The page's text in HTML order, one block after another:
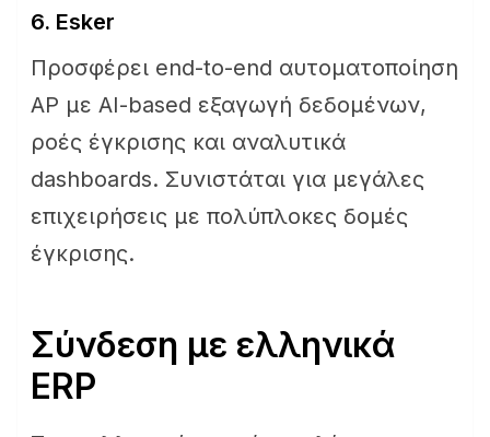
6. Esker
Προσφέρει end-to-end αυτοματοποίηση
AP με AI-based εξαγωγή δεδομένων,
ροές έγκρισης και αναλυτικά
dashboards. Συνιστάται για μεγάλες
επιχειρήσεις με πολύπλοκες δομές
έγκρισης.
Σύνδεση με ελληνικά
ERP